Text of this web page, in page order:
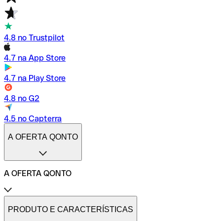
4.8 no Trustpilot
4.7 na App Store
4.7 na Play Store
4.8 no G2
4.5 no Capterra
A OFERTA QONTO
A OFERTA QONTO
Tarifas
Conta profissional online
PRODUTO E CARACTERÍSTICAS